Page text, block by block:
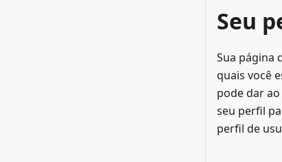
Seu
Sua página
quais você
pode dar
seu perfil
perfil de